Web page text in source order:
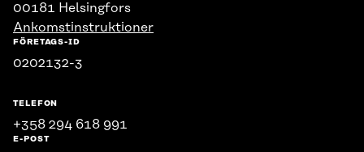
00181 Helsingfors
Ankomstinstruktioner
FÖRETAGS-ID
0202132-3
TELEFON
+358 294 618 991
E-POST